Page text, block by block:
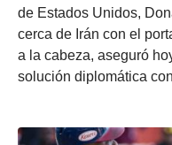
de Estados Unidos,
cerca de Irán con el
a la cabeza, aseguró
solución diplomática